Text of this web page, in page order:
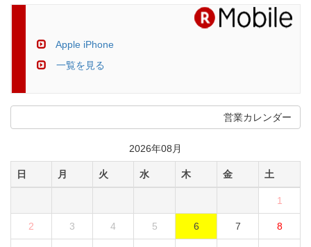
Apple iPhone
一覧を見る
営業カレンダー
2026年08月
日 月 火 水 木 金 土
1
2 3 4 5 6 7 8